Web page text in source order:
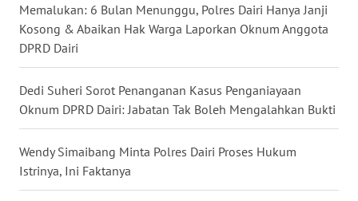
Memalukan: 6 Bulan Menunggu, Polres Dairi Hanya Janji
Kosong & Abaikan Hak Warga Laporkan Oknum Anggota
DPRD Dairi
Dedi Suheri Sorot Penanganan Kasus Penganiayaan
Oknum DPRD Dairi: Jabatan Tak Boleh Mengalahkan Bukti
Wendy Simaibang Minta Polres Dairi Proses Hukum
Istrinya, Ini Faktanya
NIAS
WN
WN
TAPANULI
SELATAN
WN